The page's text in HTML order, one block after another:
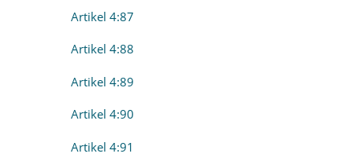
Artikel 4:87
Artikel 4:88
Artikel 4:89
Artikel 4:90
Artikel 4:91